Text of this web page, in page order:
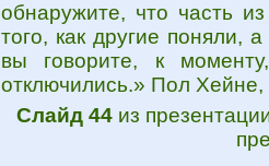
обнаружите, что часть
того, как другие поняли,
вы говорите, к
отключились.» Пол
Слайд 44из